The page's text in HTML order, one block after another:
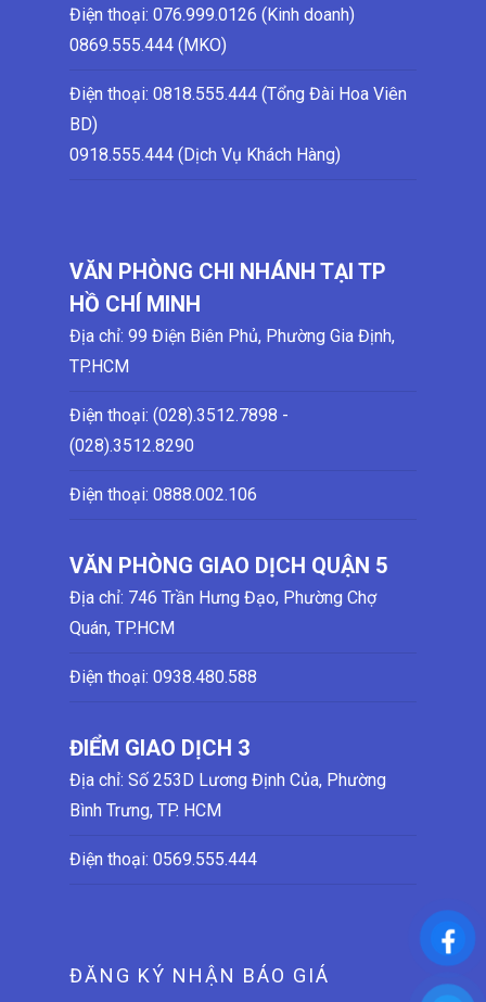
Điện thoại: 076.999.0126 (Kinh doanh)
0869.555.444 (MKO)
Điện thoại: 0818.555.444 (Tổng Đài Hoa Viên
BD)
0918.555.444 (Dịch Vụ Khách Hàng)
VĂN PHÒNG CHI NHÁNH TẠI TP
HỒ CHÍ MINH
Địa chỉ: 99 Điện Biên Phủ, Phường Gia Định,
TP.HCM
Điện thoại: (028).3512.7898 -
(028).3512.8290
Điện thoại: 0888.002.106
VĂN PHÒNG GIAO DỊCH QUẬN 5
Địa chỉ: 746 Trần Hưng Đạo, Phường Chợ
Quán, TP.HCM
Điện thoại: 0938.480.588
ĐIỂM GIAO DỊCH 3
Địa chỉ: Số 253D Lương Định Của, Phường
Bình Trưng, TP. HCM
Điện thoại: 0569.555.444
ĐĂNG KÝ NHẬN BÁO GIÁ